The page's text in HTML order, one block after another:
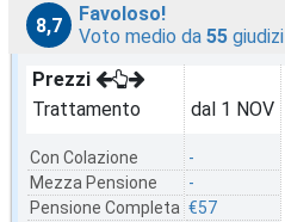
8,7
Favoloso!
Voto medio da 55 giudizi
Prezzi
Trattamento
Con Colazione
Mezza Pensione
Pensione Completa
dal 1 NOV
-
-
€57